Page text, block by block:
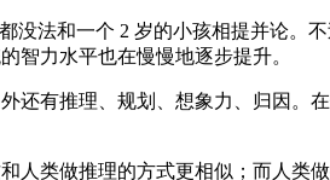
法和一个 2 岁的小孩相提并论。
智力水平也在慢慢地逐步提升。
有推理、规划、想象力、归因。
类做推理的方式更相似；而人类